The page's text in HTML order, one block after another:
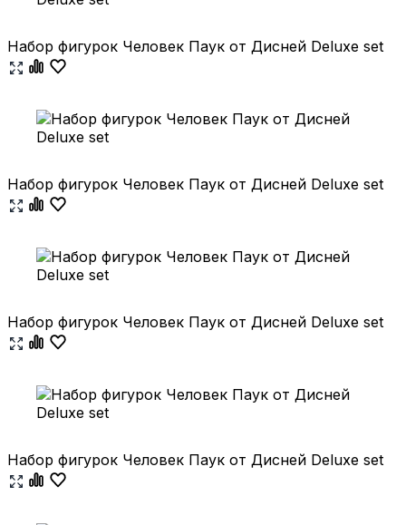
Набор фигурок Человек Паук от Дисней Deluxe set
Набор фигурок Человек Паук от Дисней Deluxe set
Набор фигурок Человек Паук от Дисней Deluxe set
Набор фигурок Человек Паук от Дисней Deluxe set